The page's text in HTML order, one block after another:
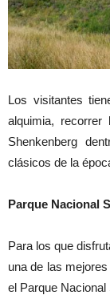
Los visitantes
alquimia, recorrer
Shenkenberg
clásicos de la
Parque Nacional
Para los que
una de las
el Parque